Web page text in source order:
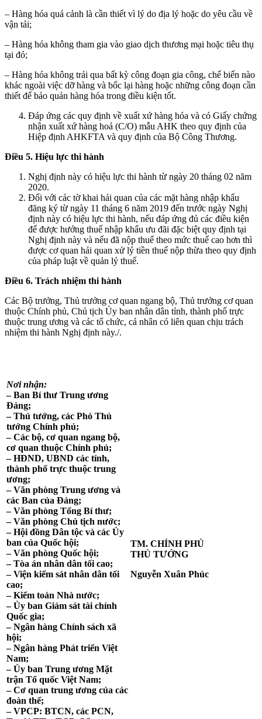
– Hàng hóa quá cảnh là cần thiết vì lý do địa lý hoặc do yêu cầu về
vận tải;
– Hàng hóa không tham gia vào giao dịch thương mại hoặc tiêu thụ
tại đó;
– Hàng hóa không trải qua bất kỳ công đoạn gia công, chế biến nào
khác ngoài việc dỡ hàng và bốc lại hàng hoặc những công đoạn cần
thiết để bảo quản hàng hóa trong điều kiện tốt.
Đáp ứng các quy định về xuất xứ hàng hóa và có Giấy chứng
nhận xuất xứ hàng hoá (C/O) mẫu AHK theo quy định của
Hiệp định AHKFTA và quy định của Bộ Công Thương.
Điều 5. Hiệu lực thi hành
Nghị định này có hiệu lực thi hành từ ngày 20 tháng 02 năm
2020.
Đối với các tờ khai hải quan của các mặt hàng nhập khẩu
đăng ký từ ngày 11 tháng 6 năm 2019 đến trước ngày Nghị
định này có hiệu lực thi hành, nếu đáp ứng đủ các điều kiện
để được hưởng thuế nhập khẩu ưu đãi đặc biệt quy định tại
Nghị định này và nếu đã nộp thuế theo mức thuế cao hơn thì
được cơ quan hải quan xử lý tiền thuế nộp thừa theo quy định
của pháp luật về quản lý thuế.
Điều 6. Trách nhiệm thi hành
Các Bộ trưởng, Thủ trưởng cơ quan ngang bộ, Thủ trưởng cơ quan
thuộc Chính phủ, Chủ tịch Ủy ban nhân dân tỉnh, thành phố trực
thuộc trung ương và các tổ chức, cá nhân có liên quan chịu trách
nhiệm thi hành Nghị định này./.
Nơi nhận:
– Ban Bí thư Trung ương
Đảng;
– Thủ tướng, các Phó Thủ
tướng Chính phủ;
– Các bộ, cơ quan ngang bộ,
cơ quan thuộc Chính phủ;
– HĐND, UBND các tỉnh,
thành phố trực thuộc trung
ương;
– Văn phòng Trung ương và
các Ban của Đảng;
– Văn phòng Tổng Bí thư;
– Văn phòng Chủ tịch nước;
– Hội đồng Dân tộc và các Ủy
ban của Quốc hội;
– Văn phòng Quốc hội;
– Tòa án nhân dân tối cao;
– Viện kiểm sát nhân dân tối
cao;
– Kiểm toán Nhà nước;
–Ủy ban Giám sát tài chính
Quốc gia;
– Ngân hàng Chính sách xã
hội;
– Ngân hàng Phát triển Việt
Nam;
–Ủy ban Trung ương Mặt
trận Tổ quốc Việt Nam;
– Cơ quan trung ương của các
đoàn thể;
– VPCP: BTCN, các PCN,
TM. CHÍNH PHỦ
THỦ TƯỚNG
Nguyễn Xuân Phúc